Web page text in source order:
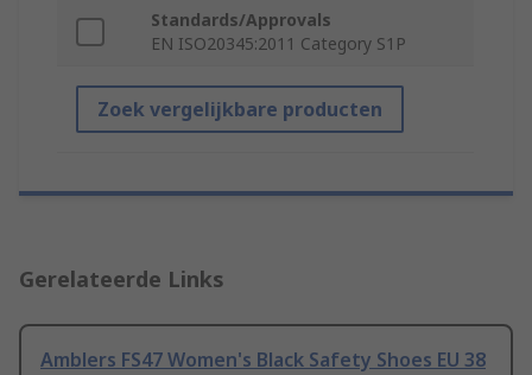
Standards/Approvals
EN ISO20345:2011 Category S1P
Zoek vergelijkbare producten
Gerelateerde Links
Amblers FS47 Women's Black Safety Shoes EU 38